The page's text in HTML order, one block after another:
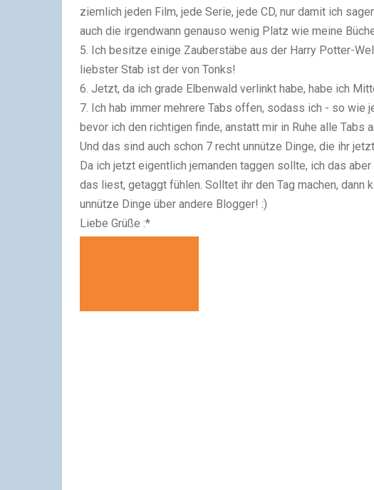
ziemlich jeden Film, jede Serie, jede CD, nur damit ich
auch die irgendwann genauso wenig Platz wie meine
5. Ich besitze einige Zauberstäbe aus der Harry Potter-
liebster Stab ist der von Tonks!
6. Jetzt, da ich grade Elbenwald verlinkt habe, habe ich
7. Ich hab immer mehrere Tabs offen, sodass ich - so wie
bevor ich den richtigen finde, anstatt mir in Ruhe alle Tabs
Und das sind auch schon 7 recht unnütze Dinge, die ihr
Da ich jetzt eigentlich jemanden taggen sollte, ich das
das liest, getaggt fühlen. Solltet ihr den Tag machen, dann
unnütze Dinge über andere Blogger! :)
Liebe Grüße :*